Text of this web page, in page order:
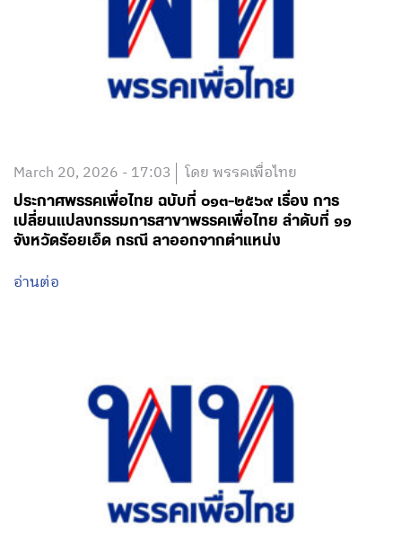
March 20, 2026 - 17:03 โดย พรรคเพื่อไทย
ประกาศพรรคเพื่อไทย ฉบับที่ ๐๑๓-๒๕๖๙ เรื่อง การ
เปลี่ยนแปลงกรรมการสาขาพรรคเพื่อไทย ลำดับที่ ๑๑
จังหวัดร้อยเอ็ด กรณี ลาออกจากตำแหน่ง
อ่านต่อ